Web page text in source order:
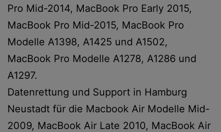
Pro Mid-2014, MacBook Pro Early 2015,
MacBook Pro Mid-2015, MacBook Pro
Modelle A1398, A1425 und A1502,
MacBook Pro Modelle A1278, A1286 und
A1297.
Datenrettung und Support in Hamburg
Neustadt für die Macbook Air Modelle Mid-
2009, MacBook Air Late 2010, MacBook Air